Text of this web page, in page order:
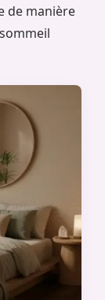
de manière